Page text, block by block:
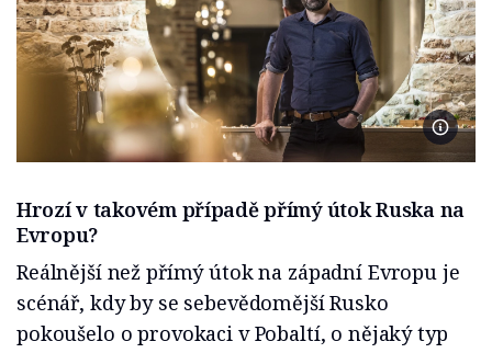
Foto
Hrozí v takovém případě přímý útok Ruska na
Evropu?
Reálnější než přímý útok na západní Evropu je
scénář, kdy by se sebevědomější Rusko
pokoušelo o provokaci v Pobaltí, o nějaký typ